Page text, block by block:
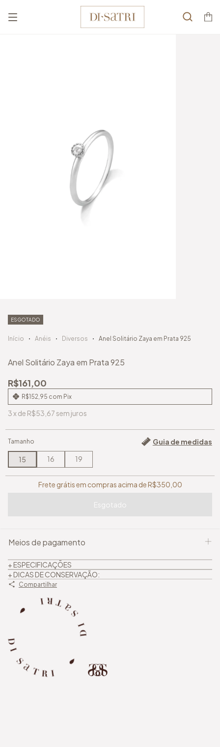
ESGOTADO
Início Anéis Diversos Anel Solitário Zaya em Prata 925
Anel Solitário Zaya em Prata 925
R$161,00
R$152,95 com Pix
3xde R$53,67 sem juros
Tamanho
15 16 19
Guia de medidas
Frete grátis em compras acima deR$350,00
Meios de pagamento
+ ESPECIFICAÇÕES
+ DICAS DE CONSERVAÇÃO:
Compartilhar